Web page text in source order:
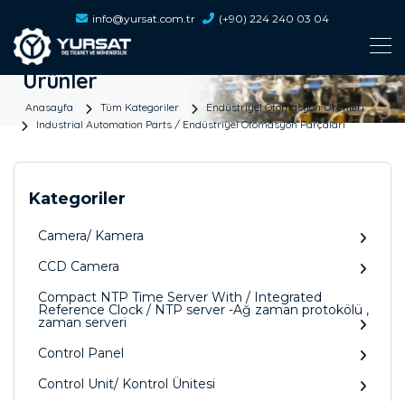
info@yursat.com.tr (+90) 224 240 03 04
Ürünler
Anasayfa Tüm Kategoriler
Endüstriyel Otomasyon Ürünleri
Industrial Automation Parts / Endüstriyel Otomasyon Parçaları
Kategoriler
Camera/ Kamera
CCD Camera
Compact NTP Time Server With / Integrated
Reference Clock / NTP server -Ağ zaman protokölü ,
zaman serveri
Control Panel
Control Unit/ Kontrol Ünitesi